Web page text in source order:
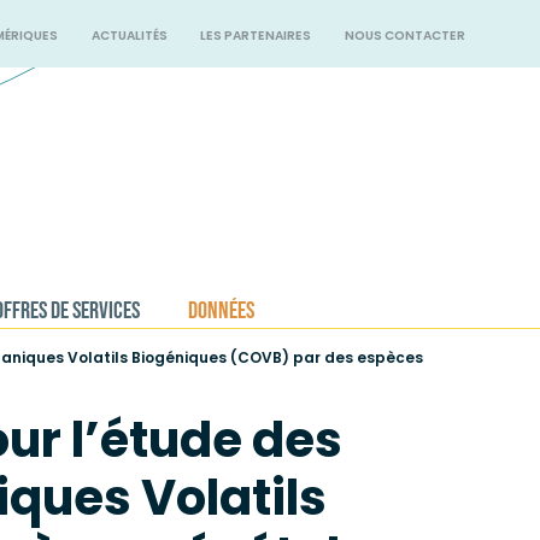
ACTUALITÉS LES PARTENAIRES NOUS CONTACTER
DE SERVICES DONNÉES
Volatils Biogéniques (COVB) par des espèces
l’étude des
Volatils